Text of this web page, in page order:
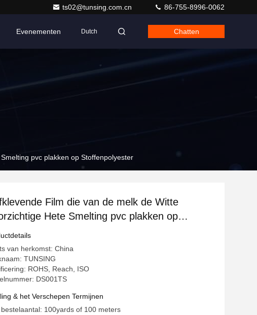
ts02@tunsing.com.cn 86-755-8996-0062
Evenementen Dutch Chatten
pvc plakken op Stoffenpolyester
Film die van de melk de Witte
Hete Smelting pvc plakken op
van herkomst: China
TUNSING
ROHS, Reach, ISO
DS001TS
& het Verschepen Termijnen
100yards of 100 meters